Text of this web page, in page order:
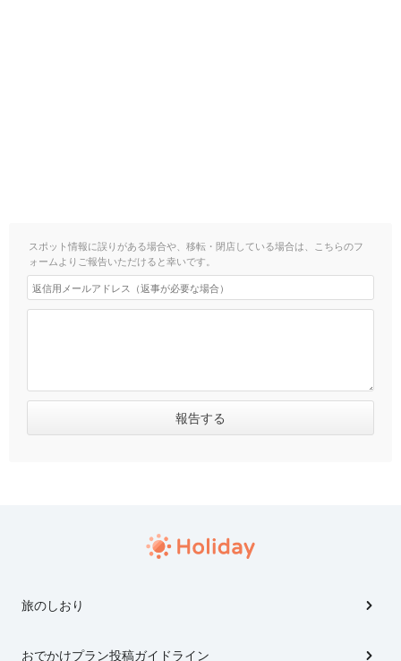
スポット情報に誤りがある場合や、移転・閉店している場合は、こちらのフ
ォームよりご報告いただけると幸いです。
旅のしおり
おでかけプラン投稿ガイドライン